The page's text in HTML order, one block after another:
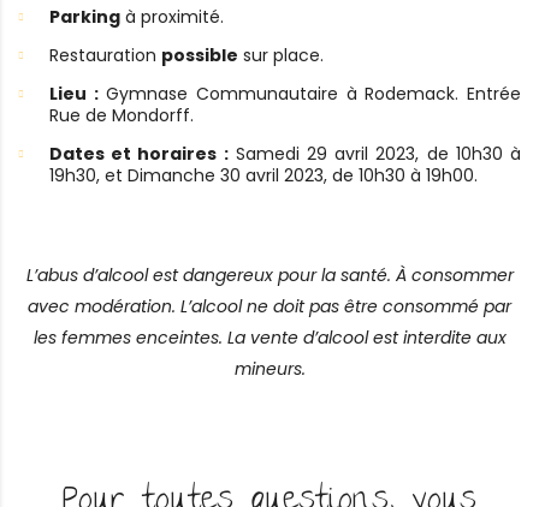
Parking à proximité.
Restauration possible sur place.
Lieu :Gymnase Communautaire à Rodemack. Entrée
Rue de Mondorff.
Dates et horaires :Samedi 29 avril 2023, de 10h30 à
19h30, et Dimanche 30 avril 2023, de 10h30 à 19h00.
L’abus d’alcool est dangereux pour la santé. À consommer
avec modération. L’alcool ne doit pas être consommé par
les femmes enceintes. La vente d’alcool est interdite aux
mineurs.